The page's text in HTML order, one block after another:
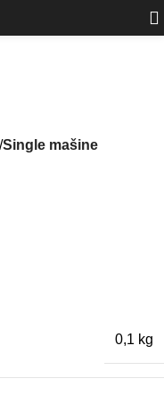
Single mašine
0,1 kg